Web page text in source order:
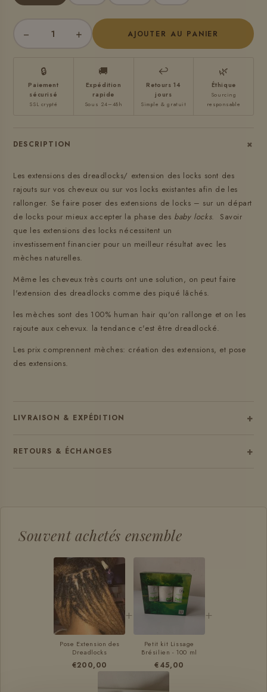
− + AJOUTER AU PANIER
🔒
Paiement
sécurisé
SSL crypté
🚚
Expédition
rapide
Sous 24–48h
↩
Retours 14
jours
Simple & gratuit
🌿
Éthique
Sourcing
responsable
DESCRIPTION +
Les extensions des dreadlocks/ extension des locks sont des
rajouts sur vos cheveux ou sur vos locks existantes afin de les
rallonger. Se faire poser des extensions de locks – sur un départ
de locks pour mieux accepter la phase des baby locks. Savoir
que les extensions des locks nécessitent un
investissement financier pour un meilleur résultat avec les
mèches naturelles.
Même les cheveux très courts ont une solution, on peut faire
l'extension des dreadlocks comme des piqué lâchés.
les mèches sont des 100% human hair qu'on rallonge et on les
rajoute aux cehevux. la tendance c'est être dreadlocké.
Les prix comprennent mèches: création des extensions, et pose
des extensions.
LIVRAISON & EXPÉDITION +
RETOURS & ÉCHANGES +
Souvent achetés ensemble
Pose Extension des
Dreadlocks
€200,00
+
Petit kit Lissage
Brésilien - 100 ml
€45,00
+